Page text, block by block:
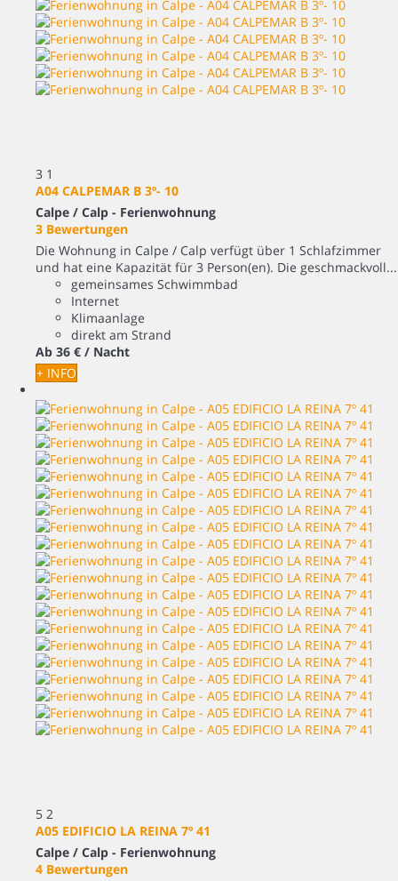
3 1
A04 CALPEMAR B 3º- 10
Calpe / Calp - Ferienwohnung
3 Bewertungen
Die Wohnung in Calpe / Calp verfügt über 1 Schlafzimmer
und hat eine Kapazität für 3 Person(en). Die geschmackvoll...
gemeinsames Schwimmbad
Internet
Klimaanlage
direkt am Strand
Ab 36 € / Nacht
+ INFO
5 2
A05 EDIFICIO LA REINA 7º 41
Calpe / Calp - Ferienwohnung
4 Bewertungen